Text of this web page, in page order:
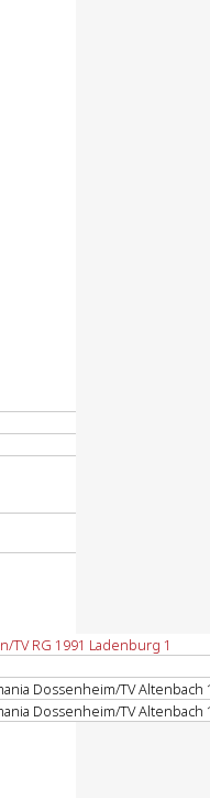
TV RG 1991 Ladenburg 1
Dossenheim/TV Altenbach
Dossenheim/TV Altenbach